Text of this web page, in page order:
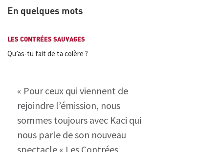
En quelques mots
LES CONTRÉES SAUVAGES
Qu’as-tu fait de ta colère ?
« Pour ceux qui viennent de
rejoindre l’émission, nous
sommes toujours avec Kaci qui
nous parle de son nouveau
spectacle « Les Contrées